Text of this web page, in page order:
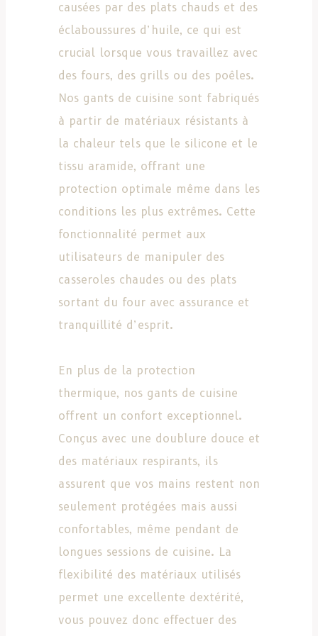
causées par des plats chauds et des
éclaboussures d’huile, ce qui est
crucial lorsque vous travaillez avec
des fours, des grills ou des poêles.
Nos gants de cuisine sont fabriqués
à partir de matériaux résistants à
la chaleur tels que le silicone et le
tissu aramide, offrant une
protection optimale même dans les
conditions les plus extrêmes. Cette
fonctionnalité permet aux
utilisateurs de manipuler des
casseroles chaudes ou des plats
sortant du four avec assurance et
tranquillité d’esprit.
En plus de la protection
thermique, nos gants de cuisine
offrent un confort exceptionnel.
Conçus avec une doublure douce et
des matériaux respirants, ils
assurent que vos mains restent non
seulement protégées mais aussi
confortables, même pendant de
longues sessions de cuisine. La
flexibilité des matériaux utilisés
permet une excellente dextérité,
vous pouvez donc effectuer des